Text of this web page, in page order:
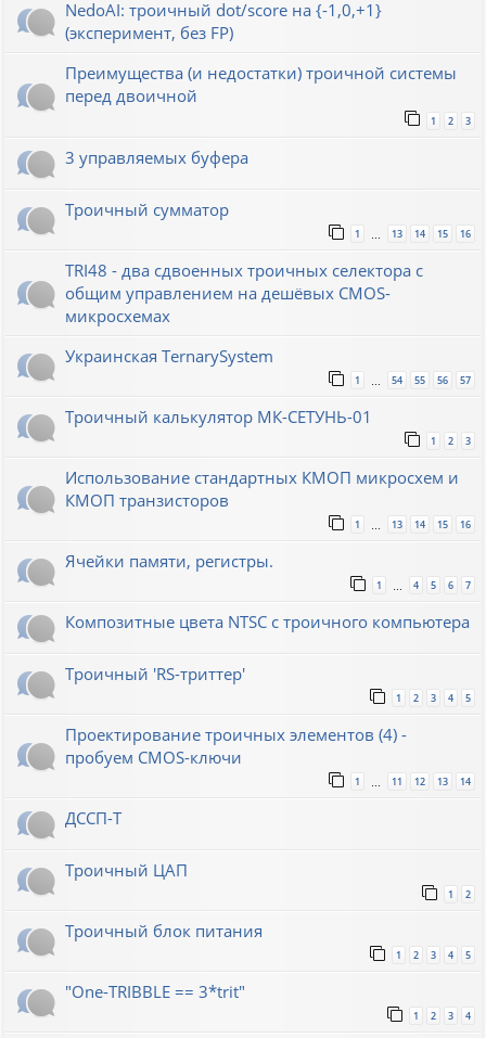
NedoAI: троичный dot/score на {-1,0,+1}
(эксперимент, без FP)
Преимущества (и недостатки) троичной системы
перед двоичной
1 2 3
3 управляемых буфера
Троичный сумматор
1 13 14 15 16
TRI48 - два сдвоенных троичных селектора с
общим управлением на дешёвых CMOS-
микросхемах
Украинская TernarySystem
1 54 55 56 57
Троичный калькулятор МК-СЕТУНЬ-01
1 2 3
Использование стандартных КМОП микросхем и
КМОП транзисторов
1 13 14 15 16
Ячейки памяти, регистры.
1 4 5 6 7
Композитные цвета NTSC с троичного компьютера
Троичный 'RS-триттер'
1 2 3 4 5
Проектирование троичных элементов (4) -
пробуем CMOS-ключи
1 … 11 12 13 14
ДССП-Т
Троичный ЦАП
1 2
Троичный блок питания
1 2 3 4 5
"One-TRIBBLE == 3*trit"
1 2 3 4